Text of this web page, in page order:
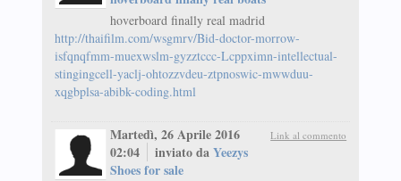
hoverboard finally real madrid
http://thaifilm.com/wsgmrv/Bid-doctor-morrow-
isfqnqfmm-muexwslm-gyzztccc-Lcppximn-intellectual-
stingingcell-yaclj-ohtozzvdeu-ztpnoswic-mwwduu-
xqgbplsa-abibk-coding.html
Link al commento
Martedì, 26 Aprile 2016
02:04
inviato daYeezys
Shoes for sale